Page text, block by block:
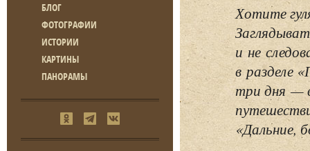
БЛОГ
ФОТОГРАФИИ
ИСТОРИИ
КАРТИНЫ
ПАНОРАМЫ
Хотите
и не
в разделе
три дня —
«Дальние,